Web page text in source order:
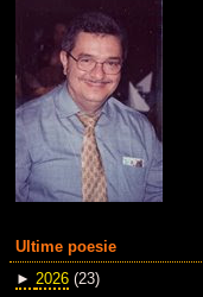
Ultime poesie
► 2026 (23)